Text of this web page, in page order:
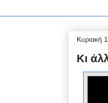
Κυριακή
Κι